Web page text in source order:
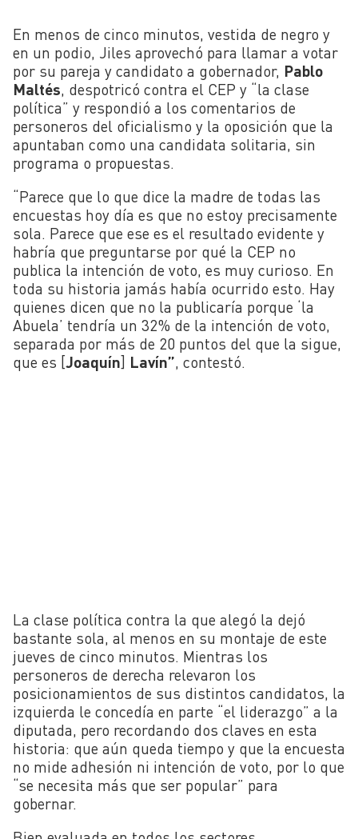
En menos de cinco minutos, vestida de negro y
en un podio, Jiles aprovechó para llamar a votar
por su pareja y candidato a gobernador, Pablo
Maltés, despotricó contra el CEP y “la clase
política” y respondió a los comentarios de
personeros del oficialismo y la oposición que la
apuntaban como una candidata solitaria, sin
programa o propuestas.
“Parece que lo que dice la madre de todas las
encuestas hoy día es que no estoy precisamente
sola. Parece que ese es el resultado evidente y
habría que preguntarse por qué la CEP no
publica la intención de voto, es muy curioso. En
toda su historia jamás había ocurrido esto. Hay
quienes dicen que no la publicaría porque ‘la
Abuela’ tendría un 32% de la intención de voto,
separada por más de 20 puntos del que la sigue,
que es [Joaquín] Lavín”, contestó.
La clase política contra la que alegó la dejó
bastante sola, al menos en su montaje de este
jueves de cinco minutos. Mientras los
personeros de derecha relevaron los
posicionamientos de sus distintos candidatos, la
izquierda le concedía en parte “el liderazgo” a la
diputada, pero recordando dos claves en esta
historia: que aún queda tiempo y que la encuesta
no mide adhesión ni intención de voto, por lo que
“se necesita más que ser popular” para
gobernar.